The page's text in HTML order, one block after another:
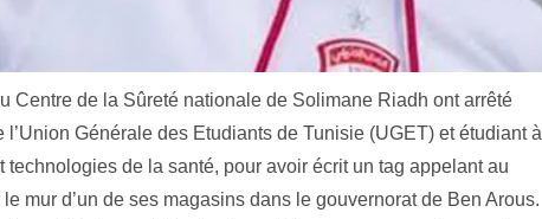
Centre de la Sûreté nationale de Solimane Riadh ont arrêté
l’Union Générale des Etudiants de Tunisie (UGET) et étudiant à
technologies de la santé, pour avoir écrit un tag appelant au
mur d’un de ses magasins dans le gouvernorat de Ben Arous.